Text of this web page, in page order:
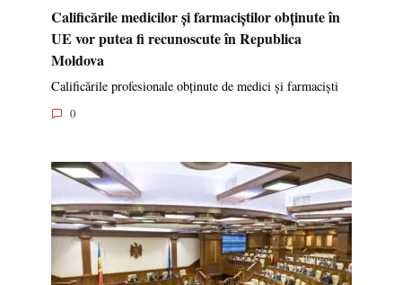
Calificările medicilor și farmaciștilor obținute în
UE vor putea fi recunoscute în Republica
Moldova
Calificările profesionale obținute de medici și farmaciști
0